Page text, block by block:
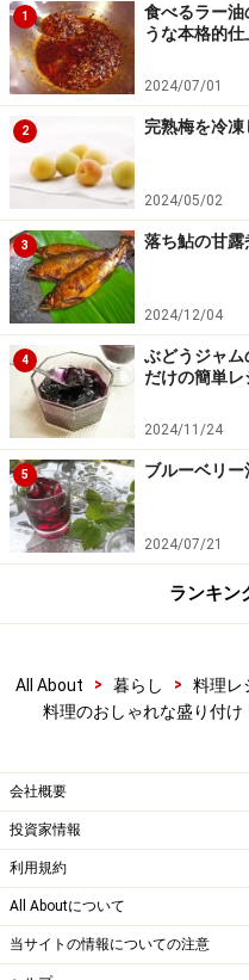
1
食べるラー油
うな本格的仕
2024/07/01
2 完熟梅を冷
2024/05/02
3 落ち鮎の甘
2024/12/04
4
ぶどうジャ
だけの簡単レ
2024/11/24
5 ブルーベリ
2024/07/21
ランキン
All About > 暮らし > 料理レ
料理のおしゃれな盛り付け
会社概要
投資家情報
利用規約
All Aboutについて
当サイトの情報についての注意